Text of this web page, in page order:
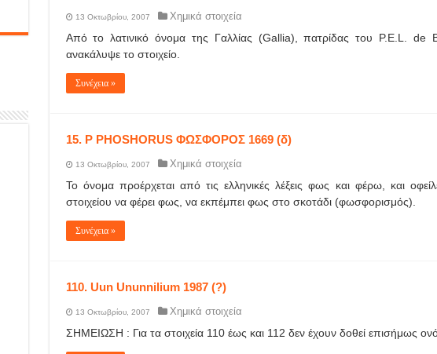
13 Οκτωβρίου, 2007 Χημικά στοιχεία
Από το λατινικό όνομα της Γαλλίας (Gallia), πατρίδας του P.E.L. de
ανακάλυψε το στοιχείο.
Συνέχεια »
15. P PHOSHORUS ΦΩΣΦΟΡΟΣ 1669 (δ)
13 Οκτωβρίου, 2007 Χημικά στοιχεία
Το όνομα προέρχεται από τις ελληνικές λέξεις φως και φέρω, και
στοιχείου να φέρει φως, να εκπέμπει φως στο σκοτάδι (φωσφορισμός).
Συνέχεια »
110. Uun Ununnilium 1987 (?)
13 Οκτωβρίου, 2007 Χημικά στοιχεία
ΣΗΜΕΙΩΣΗ : Για τα στοιχεία 110 έως και 112 δεν έχουν δοθεί επισήμως